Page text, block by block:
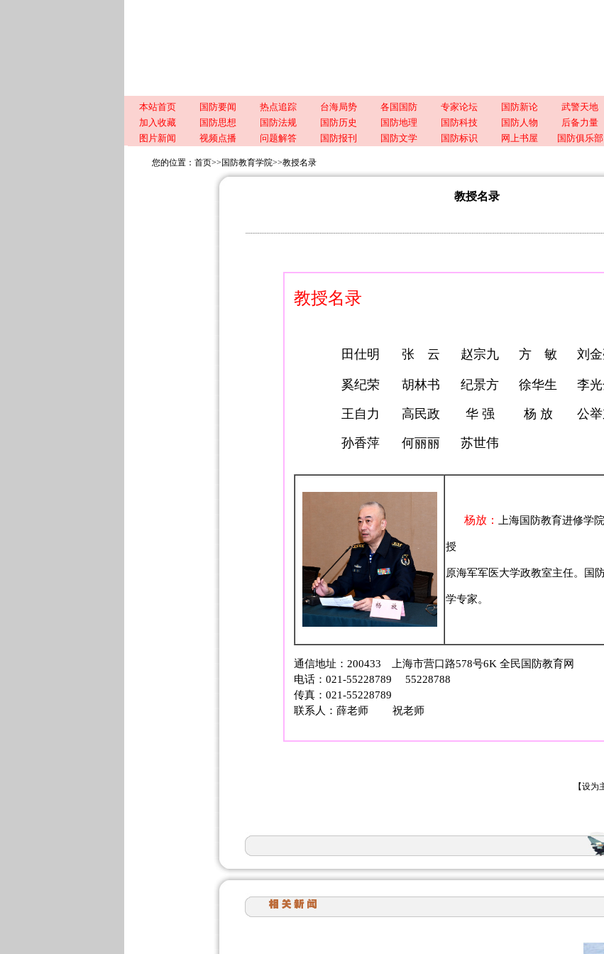
本站首页 国防要闻 热点追踪 台海局势 各国国防 专家论坛 国防新论 武警天地
加入收藏
国防思想 国防法规 国防历史 国防地理 国防科技 国防人物 后备力量
图片新闻
视频点播 问题解答 国防报刊 国防文学 国防标识 网上书屋 国防俱乐部
您的位置： 首页>> 国防教育学院>>教授名录
教授名录
教授名录
田仕明 张 云 赵宗九 方 敏 刘
奚纪荣 胡林书 纪景方 徐华生 李
王自力 高民政 华 强 杨 放 公
孙香萍 何丽丽 苏世伟
杨放： 上海国防教育进修学
授
原海军军医大学政教室主任。国
学专家。
通信地址：200433 上海市营口路578号6K 全民国防教育网
电话：021-55228789 55228788
传真：021-55228789
联系人：薛老师 祝老师
【设为